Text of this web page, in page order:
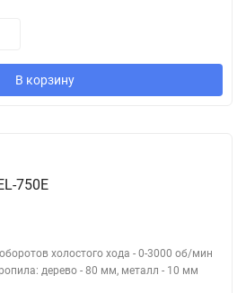
В корзину
750E
холостого хода - 0-3000 об/мин
дерево - 80 мм, металл - 10 мм